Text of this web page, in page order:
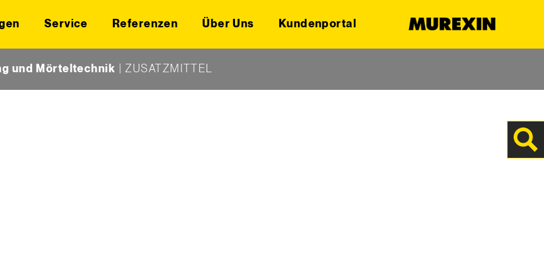
Service Referenzen Über Uns Kundenportal
und Mörteltechnik |ZUSATZMITTEL